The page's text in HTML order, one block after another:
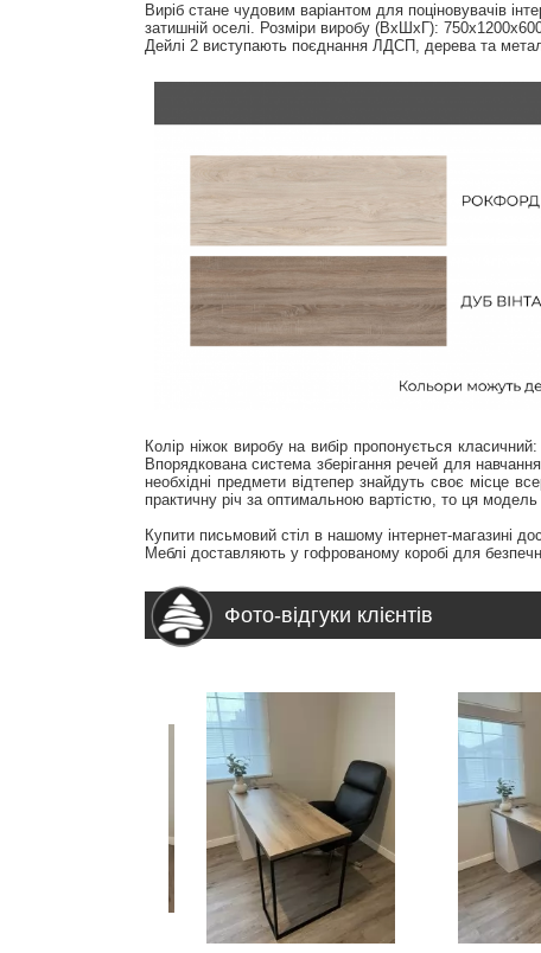
Виріб стане чудовим варіантом для поціновувачів
затишній оселі. Розміри виробу (ВхШхГ):
Дейлі 2 виступають поєднання ЛДСП, дерева та
Колір ніжок виробу на вибір пропонується
Впорядкована система зберігання речей для
необхідні предмети відтепер знайдуть своє місце
практичну річ за оптимальною вартістю, то ця
Купити письмовий стіл в нашому інтернет-магазині
Меблі доставляють у гофрованому коробі для
Фото-відгуки клієнтів